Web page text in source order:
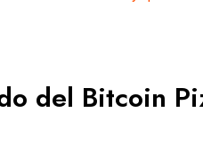
del Bitcoin